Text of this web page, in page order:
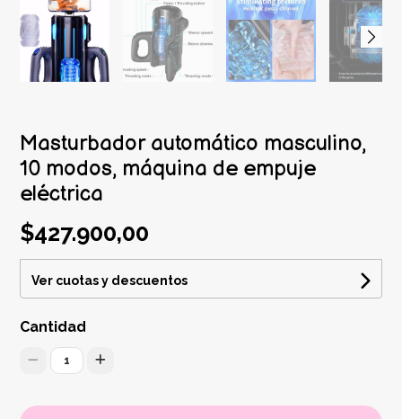
Masturbador automático masculino,
10 modos, máquina de empuje
eléctrica
$427.900,00
Ver cuotas y descuentos
Cantidad
1